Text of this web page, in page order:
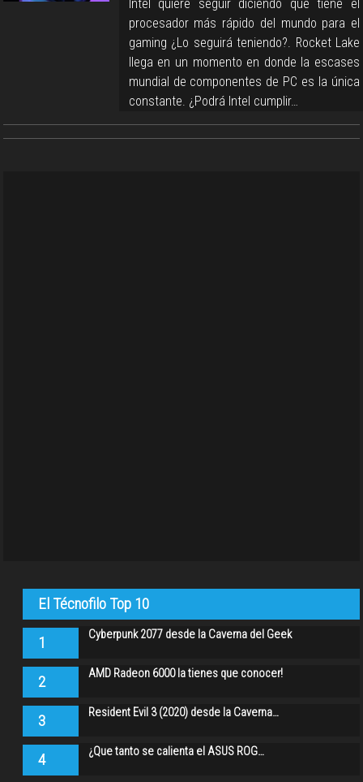
Intel quiere seguir diciendo que tiene el
procesador más rápido del mundo para el
gaming ¿Lo seguirá teniendo?. Rocket Lake
llega en un momento en donde la escases
mundial de componentes de PC es la única
constante. ¿Podrá Intel cumplir…
El Técnofilo Top 10
1 Cyberpunk 2077 desde la Caverna del Geek
2 AMD Radeon 6000 la tienes que conocer!
3 Resident Evil 3 (2020) desde la Caverna…
4 ¿Que tanto se calienta el ASUS ROG…